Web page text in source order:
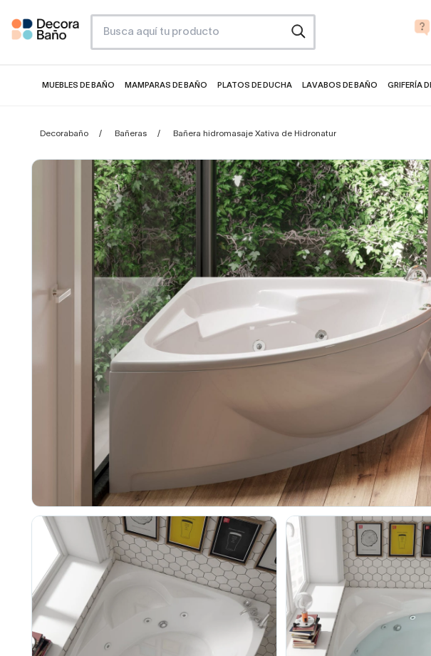
MUEBLES DE BAÑO MAMPARAS DE BAÑO PLATOS DE DUCHA LAVABOS DE BAÑO GRIFERÍA
Decorabaño Bañeras Bañera hidromasaje Xativa de Hidronatur